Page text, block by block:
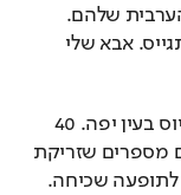
שרצו להתקבל למודיעין, תירגלו איתי את הערבית שלהם.
בלשכת הגיוס שאלו אותי לאן אני רוצה להתגייס. אבא שלי
לא כל תושבי גוש חלב רואים את מגמת הגיוס בעין יפה. 40
אחוזים מהתושבים הם מוסלמים, והמרונים מספרים שזריקת
רימונים לעבר בתיהם של מתגייסים הפכה לתופעה שכיחה.